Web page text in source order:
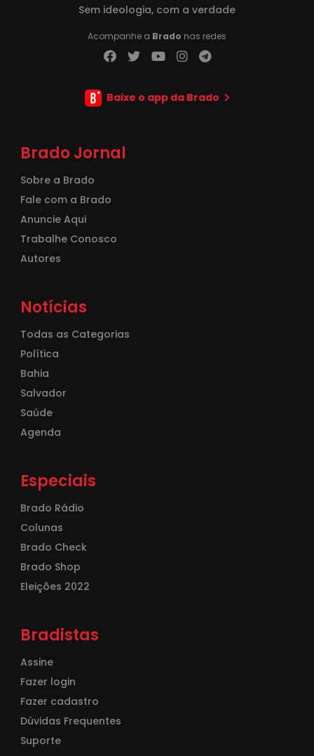
Sem ideologia, com a verdade
Acompanhe a Brado nas redes
Baixe o app da Brado
Brado Jornal
Sobre a Brado
Fale com a Brado
Anuncie Aqui
Trabalhe Conosco
Autores
Notícias
Todas as Categorias
Política
Bahia
Salvador
Saúde
Agenda
Especiais
Brado Rádio
Colunas
Brado Check
Brado Shop
Eleições 2022
Bradistas
Assine
Fazer login
Fazer cadastro
Dúvidas Frequentes
Suporte